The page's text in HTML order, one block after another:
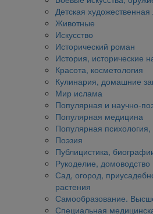
Детская художественная
Животные
Искусство
Исторический роман
История, исторические
Красота, косметология
Кулинария, домашние
Мир ислама
Популярная и научно-
Популярная медицина
Популярная психология,
Поэзия
Публицистика,
Рукоделие, домоводство
Сад, огород,
растения
Самообразование.
Специальная